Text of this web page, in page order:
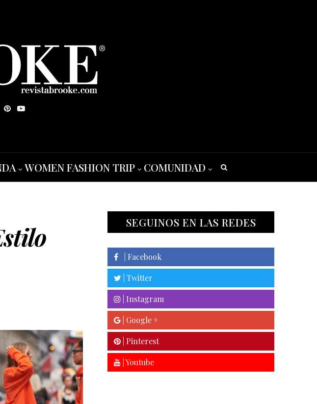
WOMEN FASHION TRIP COMUNIDAD
SEGUINOS EN LAS REDES
| Facebook
| Twitter
| Instagram
| Google +
| Pinterest
| Youtube